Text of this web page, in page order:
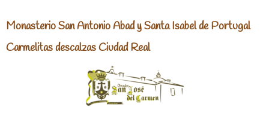
Monasterio San Antonio Abad y Santa Isabel de Portugal
Carmelitas descalzas Ciudad Real